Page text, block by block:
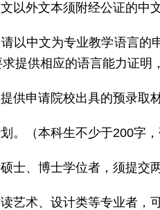
以外文本须附经公证的中
以中文为专业教学语言
提供相应的语言能力证
供申请院校出具的预录
。（本科生不少于200字
士、博士学位者，须提
艺术、设计类等专业者，